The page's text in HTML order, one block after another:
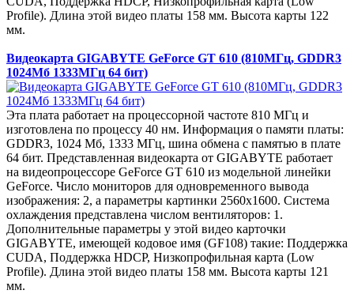
Profile). Длина этой видео платы 158 мм. Высота карты 122
мм.
Видеокарта GIGABYTE GeForce GT 610 (810МГц, GDDR3
1024Мб 1333МГц 64 бит)
Эта плата работает на процессорной частоте 810 МГц и
изготовлена по процессу 40 нм. Информация о памяти платы:
GDDR3, 1024 Мб, 1333 МГц, шина обмена с памятью в плате
64 бит. Представленная видеокарта от GIGABYTE работает
на видеопроцессоре GeForce GT 610 из модельной линейки
GeForce. Число мониторов для одновременного вывода
изображения: 2, а параметры картинки 2560x1600. Система
охлаждения представлена числом вентиляторов: 1.
Дополнительные параметры у этой видео карточки
GIGABYTE, имеющей кодовое имя (GF108) такие: Поддержка
CUDA, Поддержка HDCP, Низкопрофильная карта (Low
Profile). Длина этой видео платы 158 мм. Высота карты 121
мм.